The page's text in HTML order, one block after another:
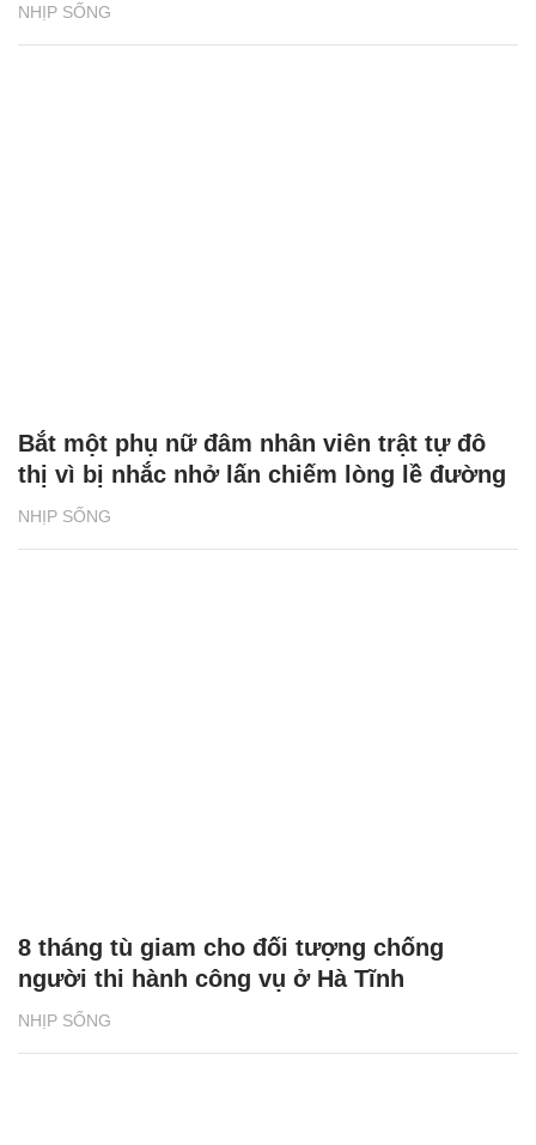
NHỊP SỐNG
NHỊP SỐNG
Bắt một phụ nữ đâm nhân viên trật tự đô
thị vì bị nhắc nhở lấn chiếm lòng lề đường
NHỊP SỐNG
8 tháng tù giam cho đối tượng chống
người thi hành công vụ ở Hà Tĩnh